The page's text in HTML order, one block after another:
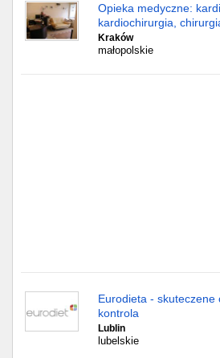
Opieka medyczne:
kardiochirurgia,
Kraków
małopolskie
Eurodieta - skuteczene
kontrola
Lublin
lubelskie
Chorzów
Częstochowa